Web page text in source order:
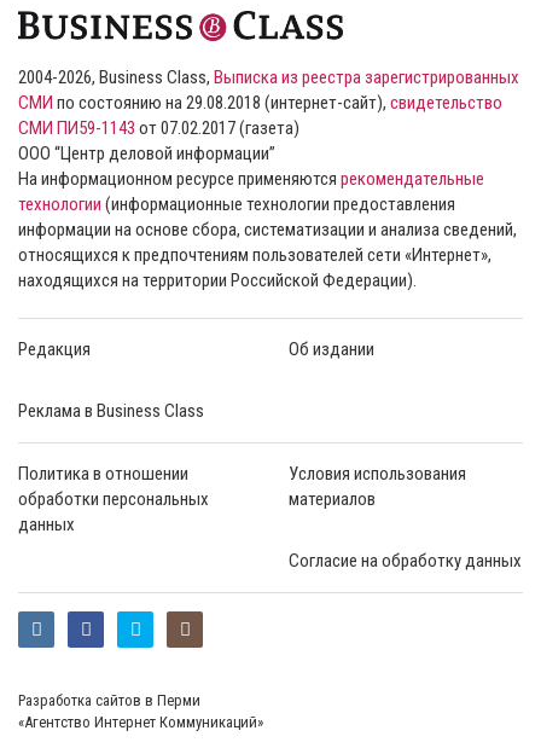
2004-2026, Business Class, Выписка из реестра зарегистрированных
СМИ по состоянию на 29.08.2018 (интернет-сайт), свидетельство
СМИ ПИ59-1143 от 07.02.2017 (газета)
ООО “Центр деловой информации”
На информационном ресурсе применяются рекомендательные
технологии (информационные технологии предоставления
информации на основе сбора, систематизации и анализа сведений,
относящихся к предпочтениям пользователей сети «Интернет»,
находящихся на территории Российской Федерации).
Редакция Об издании
Реклама в Business Class
Политика в отношении
обработки персональных
данных
Условия использования
материалов
Согласие на обработку данных
Разработка сайтов в Перми
«Агентство Интернет Коммуникаций»